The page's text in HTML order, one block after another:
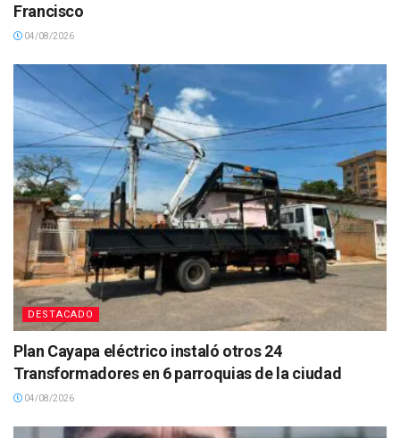
Francisco
04/08/2026
DESTACADO
Plan Cayapa eléctrico instaló otros 24
Transformadores en 6 parroquias de la ciudad
04/08/2026